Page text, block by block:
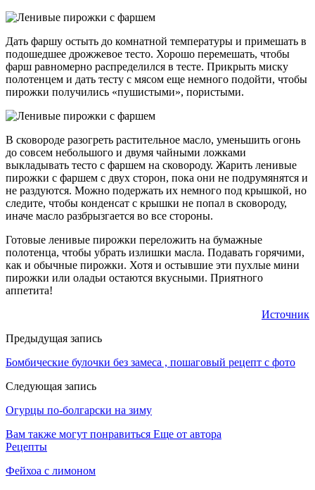
Дать фаршу остыть до комнатной температуры и примешать в
подошедшее дрожжевое тесто. Хорошо перемешать, чтобы
фарш равномерно распределился в тесте. Прикрыть миску
полотенцем и дать тесту с мясом еще немного подойти, чтобы
пирожки получились «пушистыми», пористыми.
В сковороде разогреть растительное масло, уменьшить огонь
до совсем небольшого и двумя чайными ложками
выкладывать тесто с фаршем на сковороду. Жарить ленивые
пирожки с фаршем с двух сторон, пока они не подрумянятся и
не раздуются. Можно подержать их немного под крышкой, но
следите, чтобы конденсат с крышки не попал в сковороду,
иначе масло разбрызгается во все стороны.
Готовые ленивые пирожки переложить на бумажные
полотенца, чтобы убрать излишки масла. Подавать горячими,
как и обычные пирожки. Хотя и остывшие эти пухлые мини
пирожки или оладьи остаются вкусными. Приятного
аппетита!
Источник
Предыдущая запись
Бомбические булочки без замеса , пошаговый рецепт с фото
Следующая запись
Огурцы по-болгарски на зиму
Вам также могут понравиться Еще от автора
Рецепты
Фейхоа с лимоном